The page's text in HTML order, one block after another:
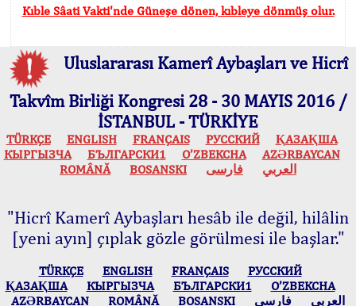
Kıble Sâati Vakti'nde Güneşe dönen, kıbleye dönmüş olur.
Uluslararası Kamerî Aybaşları ve Hicrî
Takvîm Birliği Kongresi 28 - 30 MAYIS 2016 /
İSTANBUL - TÜRKİYE
TÜRKÇE ENGLISH FRANÇAIS РУССКИЙ
ҚАЗАҚША
КЫPГЫЗЧA
БЪЛГАРСКИ1 O’ZBEKCHA
AZӘRBAYCAN
ROMÂNĂ
BOSANSKI العربي فارسی
"Hicrî Kamerî Aybaşları hesâb ile değil, hilâlin
[yeni ayın] çıplak gözle görülmesi ile başlar."
TÜRKÇE ENGLISH FRANÇAIS
РУССКИЙ
ҚАЗАҚША
КЫPГЫЗЧA БЪЛГАРСКИ1
O’ZBEKCHA
AZӘRBAYCAN
ROMÂNĂ BOSANSKI العربي فارسی